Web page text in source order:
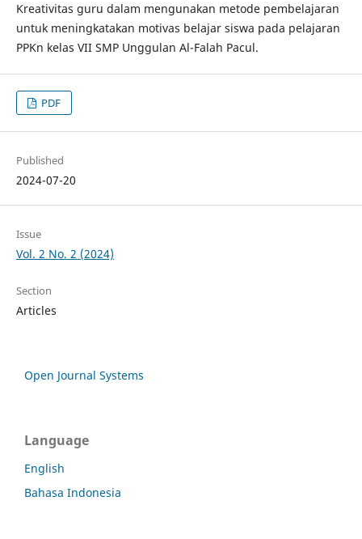
Kreativitas guru dalam mengunakan metode pembelajaran
untuk meningkatakan motivas belajar siswa pada pelajaran
PPKn kelas VII SMP Unggulan Al-Falah Pacul.
PDF
Published
2024-07-20
Issue
Vol. 2 No. 2 (2024)
Section
Articles
Open Journal Systems
Language
English
Bahasa Indonesia